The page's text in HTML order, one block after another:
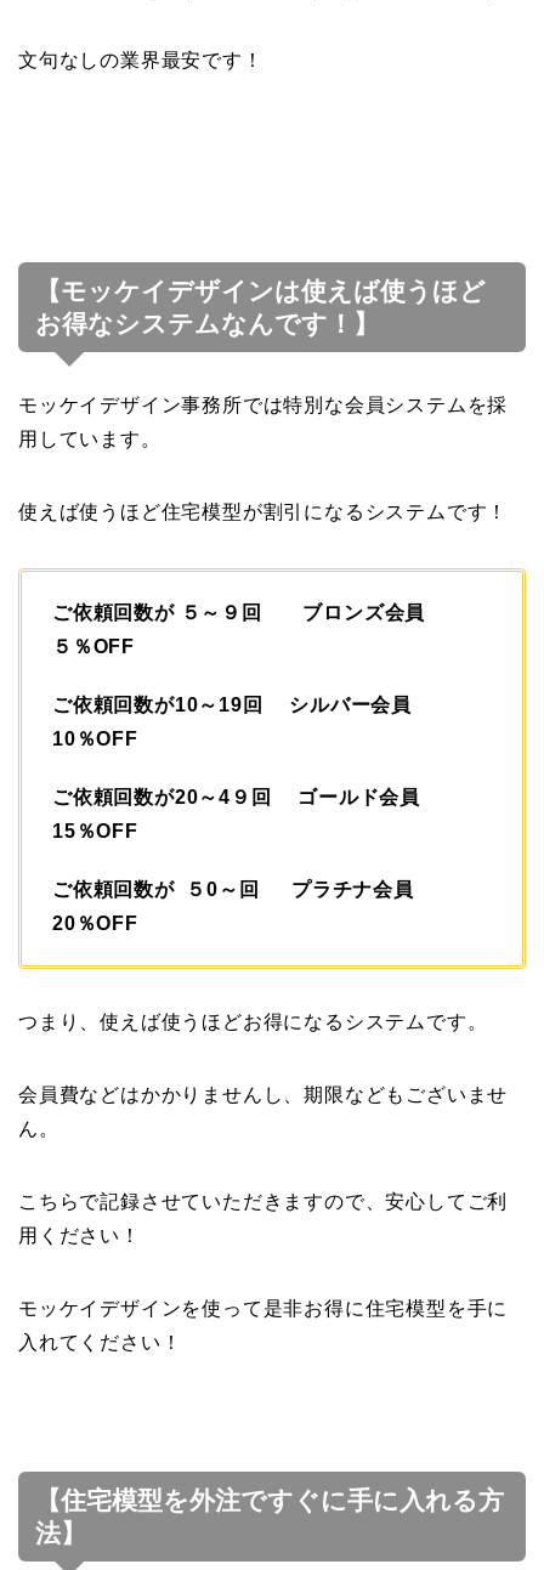
文句なしの業界最安です！
【モッケイデザインは使えば使うほど
お得なシステムなんです！】
モッケイデザイン事務所では特別な会員システムを採
用しています。
使えば使うほど住宅模型が割引になるシステムです！
ご依頼回数が ５～９回 ブロンズ会員
５％OFF
ご依頼回数が10～19回 シルバー会員
10％OFF
ご依頼回数が20～4９回 ゴールド会員
15％OFF
ご依頼回数が ５0～回 プラチナ会員
20％OFF
つまり、使えば使うほどお得になるシステムです。
会員費などはかかりませんし、期限などもございませ
ん。
こちらで記録させていただきますので、安心してご利
用ください！
モッケイデザインを使って是非お得に住宅模型を手に
入れてください！
【住宅模型を外注ですぐに手に入れる方
法】